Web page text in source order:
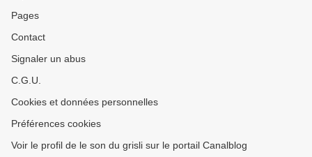
Pages
Contact
Signaler un abus
C.G.U.
Cookies et données personnelles
Préférences cookies
Voir le profil de le son du grisli sur le portail Canalblog